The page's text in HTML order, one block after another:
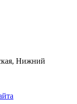
Нижний